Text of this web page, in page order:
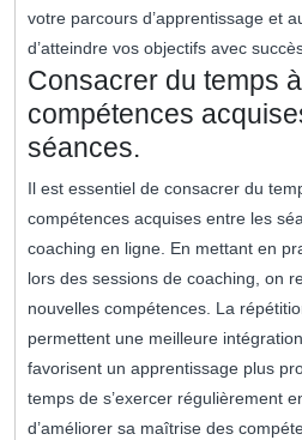
votre parcours d’apprentissage et
d’atteindre vos objectifs avec
Consacrer du temps
compétences
séances.
Il est essentiel de consacrer du
compétences acquises entre les
coaching en ligne. En mettant en
lors des sessions de coaching, on
nouvelles compétences. La
permettent une meilleure
favorisent un apprentissage plus
temps de s’exercer régulièrement
d’améliorer sa maîtrise des